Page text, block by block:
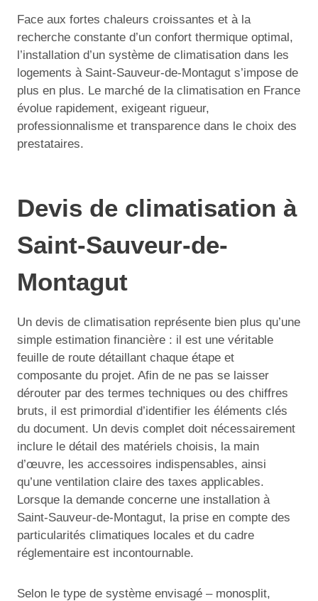
Face aux fortes chaleurs croissantes et à la
recherche constante d’un confort thermique optimal,
l’installation d’un système de climatisation dans les
logements à Saint-Sauveur-de-Montagut s’impose de
plus en plus. Le marché de la climatisation en France
évolue rapidement, exigeant rigueur,
professionnalisme et transparence dans le choix des
prestataires.
Devis de climatisation à
Saint-Sauveur-de-
Montagut
Un devis de climatisation représente bien plus qu’une
simple estimation financière : il est une véritable
feuille de route détaillant chaque étape et
composante du projet. Afin de ne pas se laisser
dérouter par des termes techniques ou des chiffres
bruts, il est primordial d’identifier les éléments clés
du document. Un devis complet doit nécessairement
inclure le détail des matériels choisis, la main
d’œuvre, les accessoires indispensables, ainsi
qu’une ventilation claire des taxes applicables.
Lorsque la demande concerne une installation à
Saint-Sauveur-de-Montagut, la prise en compte des
particularités climatiques locales et du cadre
réglementaire est incontournable.
Selon le type de système envisagé – monosplit,